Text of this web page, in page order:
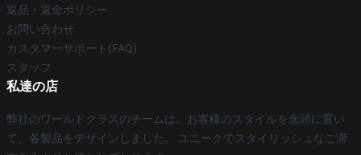
返品・返金ポリシー
お問い合わせ
カスタマーサポート(FAQ)
スタッフ
私達の店
弊社のワールドクラスのチームは、お客様のスタイルを念頭に置い
て、各製品をデザインしました。 ユニークでスタイリッシュなご滞